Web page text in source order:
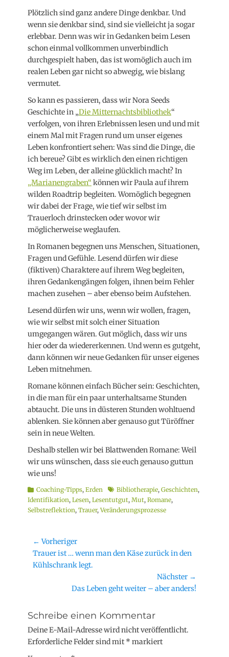
Plötzlich sind ganz andere Dinge denkbar. Und
wenn sie denkbar sind, sind sie vielleicht ja sogar
erlebbar. Denn was wir in Gedanken beim Lesen
schon einmal vollkommen unverbindlich
durchgespielt haben, das ist womöglich auch im
realen Leben gar nicht so abwegig, wie bislang
vermutet.
So kann es passieren, dass wir Nora Seeds
Geschichte in „Die Mitternachtsbibliothek“
verfolgen, von ihren Erlebnissen lesen und und mit
einem Mal mit Fragen rund um unser eigenes
Leben konfrontiert sehen: Was sind die Dinge, die
ich bereue? Gibt es wirklich den einen richtigen
Weg im Leben, der alleine glücklich macht? In
„Marianengraben“ können wir Paula auf ihrem
wilden Roadtrip begleiten. Womöglich begegnen
wir dabei der Frage, wie tief wir selbst im
Trauerloch drinstecken oder wovor wir
möglicherweise weglaufen.
In Romanen begegnen uns Menschen, Situationen,
Fragen und Gefühle. Lesend dürfen wir diese
(fiktiven) Charaktere auf ihrem Weg begleiten,
ihren Gedankengängen folgen, ihnen beim Fehler
machen zusehen – aber ebenso beim Aufstehen.
Lesend dürfen wir uns, wenn wir wollen, fragen,
wie wir selbst mit solch einer Situation
umgegangen wären. Gut möglich, dass wir uns
hier oder da wiedererkennen. Und wenn es gutgeht,
dann können wir neue Gedanken für unser eigenes
Leben mitnehmen.
Romane können einfach Bücher sein: Geschichten,
in die man für ein paar unterhaltsame Stunden
abtaucht. Die uns in düsteren Stunden wohltuend
ablenken. Sie können aber genauso gut Türöffner
sein in neue Welten.
Deshalb stellen wir bei Blattwenden Romane: Weil
wir uns wünschen, dass sie euch genauso guttun
wie uns!
Kategorien
Coaching-Tipps, Erden Schlagworte
Bibliotherapie, Geschichten,
Identifikation, Lesen, Lesentutgut, Mut, Romane,
Selbstreflektion, Trauer,Veränderungsprozesse
Beitragsnavigation
← Vorheriger
Vorheriger
Beitrag:
Trauer ist … wenn man den Käse zurück in den
Kühlschrank legt.
Nächster →
Das Leben geht weiter – aber anders!
Schreibe einen Kommentar
Deine E-Mail-Adresse wird nicht veröffentlicht.
Erforderliche Felder sind mit * markiert